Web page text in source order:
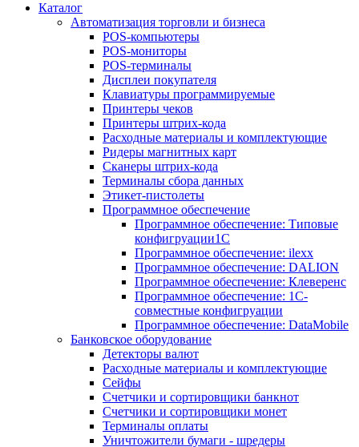
Каталог
Автоматизация торговли и бизнеса
POS-компьютеры
POS-мониторы
POS-терминалы
Дисплеи покупателя
Клавиатуры программируемые
Принтеры чеков
Принтеры штрих-кода
Расходные материалы и комплектующие
Ридеры магнитных карт
Сканеры штрих-кода
Терминалы сбора данных
Этикет-пистолеты
Программное обеспечение
Программное обеспечение: Типовые
конфигруации1С
Программное обеспечение: ilexx
Программное обеспечение: DALION
Программное обеспечение: Клеверенс
Программное обеспечение: 1С-
совместные конфигруации
Программное обеспечение: DataMobile
Банковское оборудование
Детекторы валют
Расходные материалы и комплектующие
Сейфы
Счетчики и сортировщики банкнот
Счетчики и сортировщики монет
Терминалы оплаты
Уничтожители бумаги - шредеры